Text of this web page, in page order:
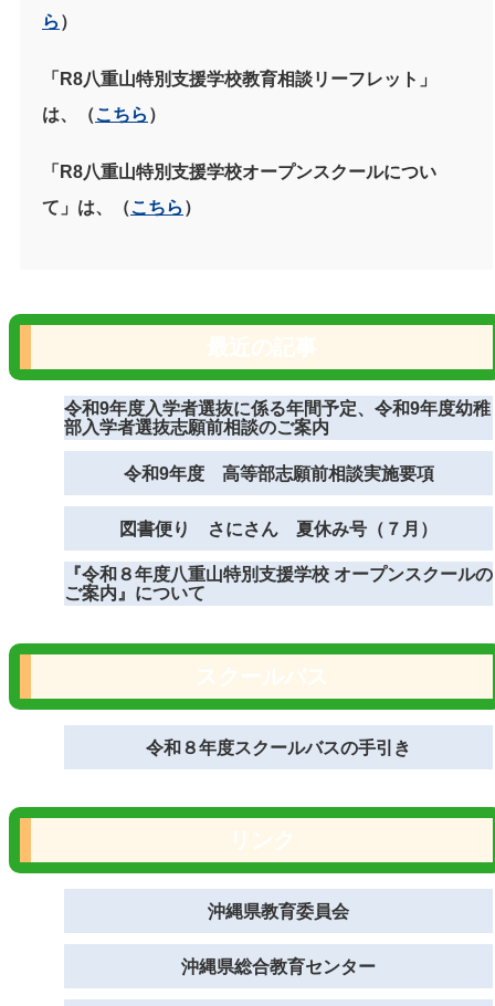
ら ）
「 R8八重山特別支援学校教育相談リーフレット」
は、（こちら ）
「 R8八重山特別支援学校オープンスクールについ
て」は、（こちら ）
令和9年度入学者選抜に係る年間予定、令和9年度幼稚
部入学者選抜志願前相談のご案内
令和9年度 高等部志願前相談実施要項
図書便り さにさん 夏休み号（７月）
『令和８年度八重山特別支援学校 オープンスクールの
ご案内』について
令和８年度スクールバスの手引き
沖縄県教育委員会
沖縄県総合教育センター